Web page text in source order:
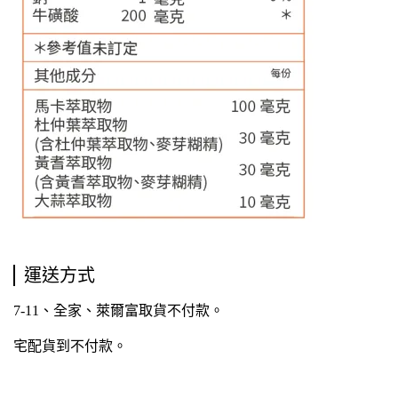
運送方式
7-11、全家、萊爾富取貨不付款。
宅配貨到不付款 。